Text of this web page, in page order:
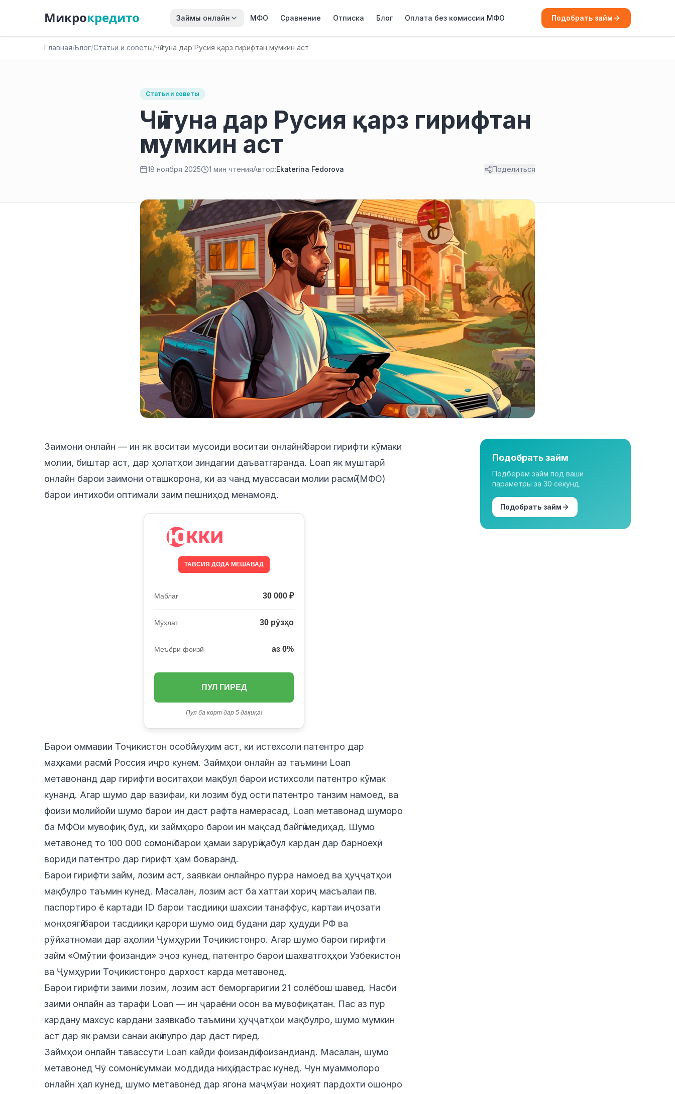
Микрокредито Займы онлайн МФО Сравнение Отписка Блог Оплата без комиссии МФО Подобрать займ
Главная/Блог/Статьи и советы/Чӣ гуна дар Русия қарз гирифтан мумкин аст
Статьи и советы
Чӣ гуна дар Русия қарз гирифтан
мумкин аст
18 ноября 2025 1 мин чтенияАвтор:Ekaterina Fedorova Поделиться
Заимони онлайн — ин як воситаи мусоиди воситаи онлайнӣ барои гирифти кӯмаки
молии, биштар аст, дар ҳолатҳои зиндагии даъватгаранда. Loan як муштарӣ
онлайн барои заимони оташкорона, ки аз чанд муассасаи молии расмӣ (МФО)
барои интихоби оптимали заим пешниҳод менамояд.
ТАВСИЯ ДОДА МЕШАВАД
Маблағ 30 000 ₽
Мӯҳлат 30 рӯзҳо
Меъёри фоизӣ аз 0%
ПУЛ ГИРЕД
Пул ба корт дар 5 дақиқа!
Барои оммавии Тоҷикистон особӣ муҳим аст, ки истехсоли патентро дар
маҳками расмӣи Россия иҷро кунем. Займҳои онлайн аз таъмини Loan
метавонанд дар гирифти воситаҳои мақбул барои истихсоли патентро кӯмак
кунанд. Агар шумо дар вазифаи, ки лозим буд ости патентро танзим намоед, ва
фоизи молийойи шумо барои ин даст рафта намерасад, Loan метавонад шуморо
ба МФОи мувофиқ буд, ки займҳоро барои ин мақсад байгӣ медиҳад. Шумо
метавонед то 100 000 сомонӣ барои ҳамаи зарурӣ қабул кардан дар барноехӣ,
вориди патентро дар гирифт ҳам боваранд.
Барои гирифти займ, лозим аст, заявкаи онлайнро пурра намоед ва ҳуҷҷатҳои
мақбулро таъмин кунед. Масалан, лозим аст ба хаттаи хориҷ масъалаи пв.
паспортиро ё картади ID барои тасдииқи шахсии танаффус, картаи иҷозати
монҳоягӣ барои тасдииқи қарори шумо оид будани дар ҳудуди РФ ва
рўйхатномаи дар аҳолии Ҷумҳурии Тоҷикистонро. Агар шумо барои гирифти
займ «Омӯтии фоизанди» эҷоз кунед, патентро барои шахватгоҳҳои Узбекистон
ва Ҷумҳурии Тоҷикистонро дархост карда метавонед.
Барои гирифти заими лозим, лозим аст беморгаригии 21 солёбош шавед. Насби
заими онлайн аз тарафи Loan — ин ҷараёни осон ва мувофиқатан. Пас аз пур
кардану махсус кардани заявкабо таъмини ҳуҷҷатҳои мақбулро, шумо мумкин
аст дар як рамзи санаи акӣ пулро дар даст гиред.
Займҳои онлайн тавассути Loan кайди фоизандӣ фоизандианд. Масалан, шумо
метавонед Чӯ сомонӣ суммаи моддида ниҳӣ дастрас кунед. Чун муаммолоро
онлайн ҳал кунед, шумо метавонед дар ягона маҷмӯаи ноҳият пардохти ошонро
Подобрать займ
Подберём займ под ваши
параметры за 30 секунд.
Подобрать займ